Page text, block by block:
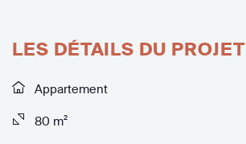
LES DÉTAILS DU PROJET
Appartement
80 m²